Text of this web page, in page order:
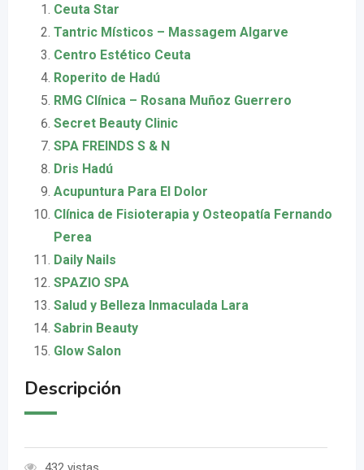
Ceuta Star
Tantric Místicos – Massagem Algarve
Centro Estético Ceuta
Roperito de Hadú
RMG Clínica – Rosana Muñoz Guerrero
Secret Beauty Clinic
SPA FREINDS S & N
Dris Hadú
Acupuntura Para El Dolor
Clínica de Fisioterapia y Osteopatía Fernando
Perea
Daily Nails
SPAZIO SPA
Salud y Belleza Inmaculada Lara
Sabrin Beauty
Glow Salon
Descripción